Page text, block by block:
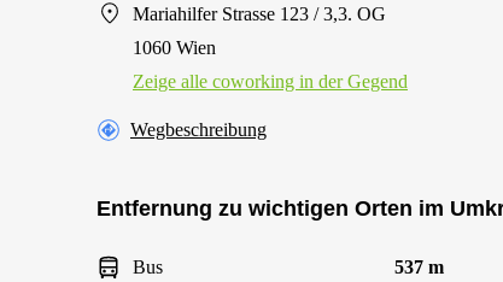
Mariahilfer Strasse 123 / 3,3. OG
1060 Wien
Zeige alle сoworking in der Gegend
Wegbeschreibung
Entfernung zu wichtigen Orten im
Bus 537 m